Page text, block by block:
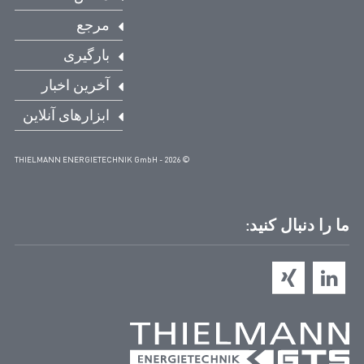
مرجع
بارگیری
آخرین اخبار
ابزارهای آنلاین
© THIELMANN ENERGIETECHNIK GmbH - 2026
ما را دنبال کنید: